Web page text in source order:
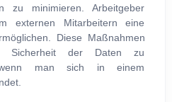
zu minimieren. Arbeitgeber
externen Mitarbeitern eine
Diese Maßnahmen
der Daten zu
wenn man sich in einem